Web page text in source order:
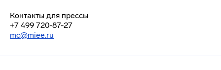
Контакты для прессы
+7 499 720-87-27
mc@miee.ru